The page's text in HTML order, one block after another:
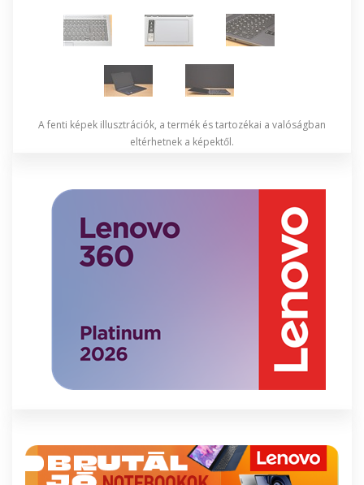
A fenti képek illusztrációk, a termék és tartozékai a valóságban
eltérhetnek a képektől.